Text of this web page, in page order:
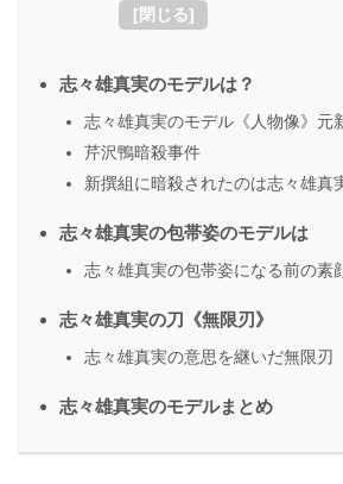
[閉じる]
志々雄真実のモデルは？
志々雄真実のモデル《人物像》元
芹沢鴨暗殺事件
新撰組に暗殺されたのは志々雄真
志々雄真実の包帯姿のモデルは
志々雄真実の包帯姿になる前の素
志々雄真実の刀《無限刃》
志々雄真実の意思を継いだ無限刃
志々雄真実のモデルまとめ